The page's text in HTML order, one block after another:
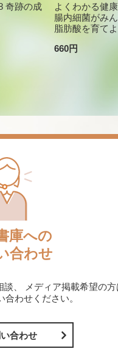
奇跡の成
よくわかる健
腸内細菌がみ
脂肪酸を育てよ
660円
庫への
合わせ
、
メディア掲載希望の方
合わせください。
合わせ